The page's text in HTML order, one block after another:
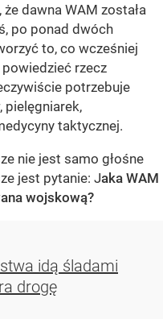
dawna WAM została
po ponad dwóch
to, co wcześniej
rzecz
potrzebuje
pielęgniarek,
taktycznej.
nie jest samo głośne
jest pytanie: Jaka WAM
wojskową?
idą śladami
drogę